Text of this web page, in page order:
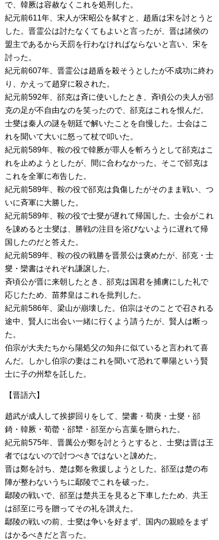
で、韓厥は容赦なくこれを処刑した。
紀元前611年、宋人が宋昭公を弑すと、趙盾は宋を討とうと
した。晋霊公は討たなくてもよいと言ったが、晋は諸侯の
盟主であるから天罰を行わなければならないと言い、宋を
討った。
紀元前607年、晋霊公は趙盾を殺そうとしたが不成功に終わ
り、かえって趙穿に殺された。
紀元前592年、郤克は斉に使いしたとき、斉頃公の夫人が郤
克の足が不自由なのを笑ったので、郤克はこれを恨んだ。
士燮は秦人の謎を朝廷で解いたことを自慢した。士会はこ
れを聞いて大いに怒って杖で叩いた。
紀元前589年、鞍の役で韓厥が罪人を斬ろうとして郤克はこ
れを止めようとしたが、間に合わなかった。そこで郤克は
これを全軍に布告した。
紀元前589年、鞍の役で郤克は負傷したがそのまま戦い、つ
いに斉軍に大勝した。
紀元前589年、鞍の役で士燮が遅れて帰国した。士会がこれ
を諌めると士燮は、勝戦の注目を浴びないように遅れて帰
国したのだと答えた。
紀元前589年、鞍の役の戦勝を晋景公は褒めたが、郤克・士
燮・欒書はそれぞれ謙譲した。
斉頃公が晋に来朝したとき、郤克は国君を捕虜にした礼で
応じたため、苗棼皇はこれを批判した。
紀元前586年、梁山が崩壊した。伯宗はそのことで召される
途中、賢人に出会い一緒に行くよう請うたが、賢人は断っ
た。
伯宗が大夫たちから陽処父の知弁に似ていると言われて喜
んだ。しかし伯宗の妻はこれを聞いて恐れて畢陽という賢
士に子の州犂を託した。
【晋語六】
趙武が成人して挨拶回りをして、欒書・荀庚・士燮・郤
錡・韓厥・荀罃・郤犨・郤至から言葉を贈られた。
紀元前575年、晋厲公が鄭を討とうとすると、士燮は晋は王
者ではないので討つべきではないと諌めた。
晋は鄭を討ち、楚は鄭を救援しようとした。郤至は楚の布
陣が整わないうちに鄢陵でこれを破った。
鄢陵の戦いで、郤至は楚共王を見ると下車したため、共王
は郤至に弓を贈ってその礼を讃えた。
鄢陵の戦いの前、士燮は争いを好まず、国内の親睦をまず
はかるべきだと言った。